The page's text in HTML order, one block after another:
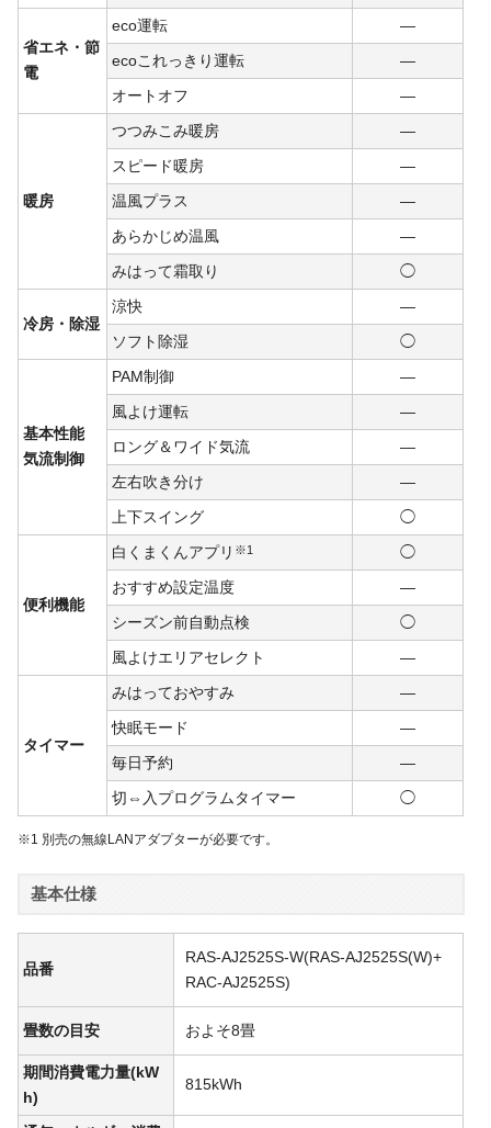
省エネ・節
電
eco運転
―
ecoこれっきり運転
―
オートオフ
―
暖房
つつみこみ暖房
―
スピード暖房
―
温風プラス
―
あらかじめ温風
―
みはって霜取り
◯
冷房・除湿
涼快
―
ソフト除湿
◯
基本性能
気流制御
PAM制御
―
風よけ運転
―
ロング＆ワイド気流
―
左右吹き分け
―
上下スイング
◯
便利機能
白くまくんアプリ ※1
◯
おすすめ設定温度
―
シーズン前自動点検
◯
風よけエリアセレクト
―
タイマー
みはっておやすみ
―
快眠モード
―
毎日予約
―
切⇔入プログラムタイマー
◯
※1 別売の無線LANアダプターが必要です。
基本仕様
品番
RAS-AJ2525S-W(RAS-AJ2525S(W)+
RAC-AJ2525S)
畳数の目安 およそ8畳
期間消費電力量(kW
h)
815kWh